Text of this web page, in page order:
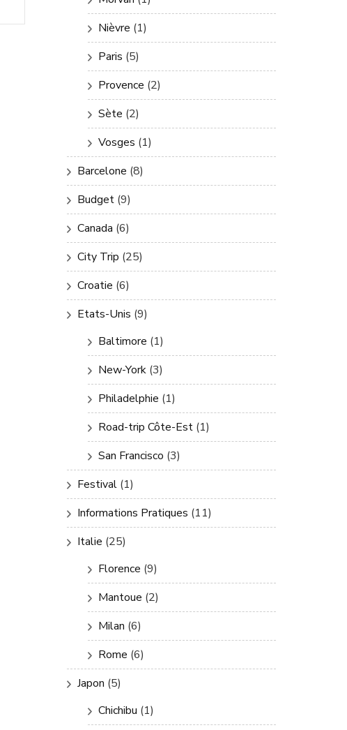
Nièvre (1)
Paris (5)
Provence (2)
Sète (2)
Vosges (1)
Barcelone (8)
Budget (9)
Canada (6)
City Trip (25)
Croatie (6)
Etats-Unis (9)
Baltimore (1)
New-York (3)
Philadelphie (1)
Road-trip Côte-Est (1)
San Francisco (3)
Festival (1)
Informations Pratiques (11)
Italie (25)
Florence (9)
Mantoue (2)
Milan (6)
Rome (6)
Japon (5)
Chichibu (1)